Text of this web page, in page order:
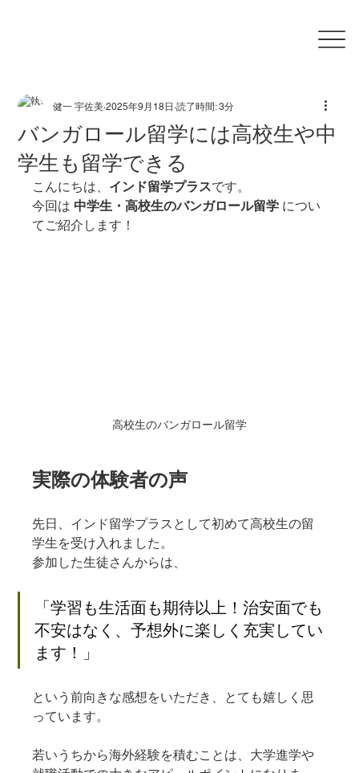
バンガロール留学には高校生や中
学生も留学できる
健一 宇佐美 2025年9月18日 読了時間: 3分
こんにちは、 インド留学プラスです。
今回は 中学生・高校生のバンガロール留学 につい
てご紹介します！
高校生のバンガロール留学
実際の体験者の声
先日、インド留学プラスとして初めて高校生の留
学生を受け入れました。
参加した生徒さんからは、
「学習も生活面も期待以上！治安面でも
不安はなく、予想外に楽しく充実してい
ます！」
という前向きな感想をいただき、とても嬉しく思
っています。
若いうちから海外経験を積むことは、大学進学や